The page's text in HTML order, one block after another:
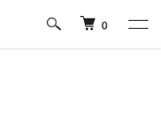
0